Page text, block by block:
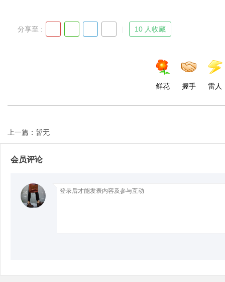
分享至 : 10 人收藏
鲜花 握手 雷人
上一篇：暂无
会员评论